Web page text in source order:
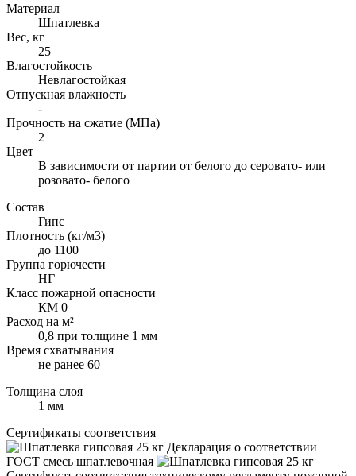
Материал
Шпатлевка
Вес, кг
25
Влагостойкость
Невлагостойкая
Отпускная влажность
-
Прочность на сжатие (МПа)
2
Цвет
В зависимости от партии от белого до серовато- или
розовато- белого
Состав
Гипс
Плотность (кг/м3)
до 1100
Группа горючести
НГ
Класс пожарной опасности
КМ 0
Расход на м²
0,8 при толщине 1 мм
Время схватывания
не ранее 60
Толщина слоя
1 мм
Сертификаты соответствия
Декларация о соответствии
ГОСТ смесь шпатлевочная